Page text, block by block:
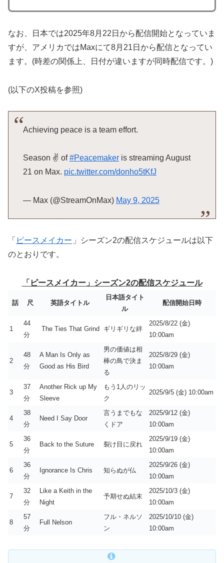
なお、日本では2025年8月22日から配信開始となっていま
すが、アメリカではMaxにて8月21日から配信となってい
ます。(時差の関係上、日付が違いますが同時配信です。)
(以下のX投稿を参照)
Achieving peace is a team effort.
Season ✌️ of#Peacemakeris streaming August
21 on Max. pic.twitter.com/donho5tKfJ
— Max (@StreamOnMax) May 9, 2025
「 ピースメイカー 」シーズン2の配信スケジュールは以下
のとおりです。
「ピースメイカー」シーズン2の配信スケジュール
話 尺 英語タイトル
日本語タイト
ル
配信開始日時
1
44
分
The Ties That Grind ギリギリな絆
2025/8/22 (金)
10:00am
2
48
分
A Man Is Only as
Good as His Bird
男の価値は相
棒の鳥で決ま
る
2025/8/29 (金)
10:00am
3
37
分
Another Rick up My
Sleeve
もう1人のリッ
ク
2025/9/5 (金) 10:00am
4
38
分
Need I Say Door
言うまでもな
くドア
2025/9/12 (金)
10:00am
5
36
分
Back to the Suture 裂け目に戻れ
2025/9/19 (金)
10:00am
6
36
分
Ignorance Is Chris 知らぬが仏
2025/9/26 (金)
10:00am
7
32
分
Like a Keith in the
Night
予期せぬ結末
2025/10/3 (金)
10:00am
8
57
分
Full Nelson
フル・ネルソ
ン
2025/10/10 (金)
10:00am